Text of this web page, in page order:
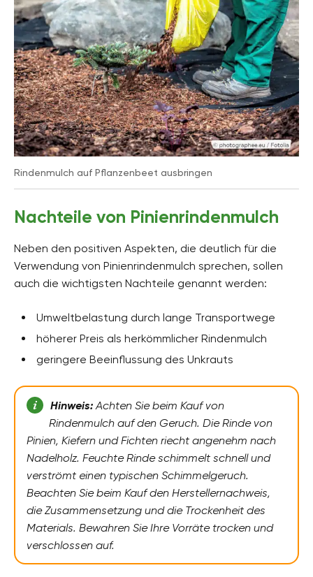
Rindenmulch auf Pflanzenbeet ausbringen
Nachteile von Pinienrindenmulch
Neben den positiven Aspekten, die deutlich für die
Verwendung von Pinienrindenmulch sprechen, sollen
auch die wichtigsten Nachteile genannt werden:
Umweltbelastung durch lange Transportwege
höherer Preis als herkömmlicher Rindenmulch
geringere Beeinflussung des Unkrauts
Hinweis:Achten Sie beim Kauf von
Rindenmulch auf den Geruch. Die Rinde von
Pinien, Kiefern und Fichten riecht angenehm nach
Nadelholz. Feuchte Rinde schimmelt schnell und
verströmt einen typischen Schimmelgeruch.
Beachten Sie beim Kauf den Herstellernachweis,
die Zusammensetzung und die Trockenheit des
Materials. Bewahren Sie Ihre Vorräte trocken und
verschlossen auf.